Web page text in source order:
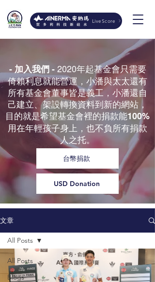
LiveScore
- 加入我們 -2020年起基金會只需要
倚賴利息就能營運，小潘與太太還有
所有基金會董事皆是義工，小潘還自
己建立、架設轉換資料到新的網站，
目的就是希望基金會裡的捐款能100%
用在年輕孩子身上，也不負所有捐款
人之托。
台幣捐款
USD Donation
文章
All Posts
Blogs
All Posts